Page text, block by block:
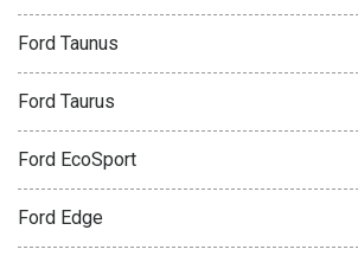
Ford Taunus
Ford Taurus
Ford EcoSport
Ford Edge